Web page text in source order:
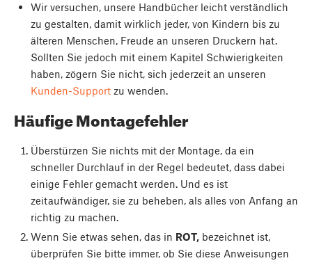
Wir versuchen, unsere Handbücher leicht verständlich
zu gestalten, damit wirklich jeder, von Kindern bis zu
älteren Menschen, Freude an unseren Druckern hat.
Sollten Sie jedoch mit einem Kapitel Schwierigkeiten
haben, zögern Sie nicht, sich jederzeit an unseren
Kunden-Supportzu wenden.
Häufige Montagefehler
Überstürzen Sie nichts mit der Montage, da ein
schneller Durchlauf in der Regel bedeutet, dass dabei
einige Fehler gemacht werden. Und es ist
zeitaufwändiger, sie zu beheben, als alles von Anfang an
richtig zu machen.
Wenn Sie etwas sehen, das in ROT,bezeichnet ist,
überprüfen Sie bitte immer, ob Sie diese Anweisungen